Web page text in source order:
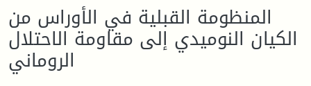
المنظومة القبلية في الأوراس من
الكيان النوميدي إلى مقاومة الاحتلال
الروماني